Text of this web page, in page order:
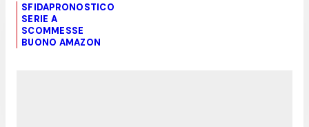
SFIDAPRONOSTICO
SERIE A
SCOMMESSE
BUONO AMAZON